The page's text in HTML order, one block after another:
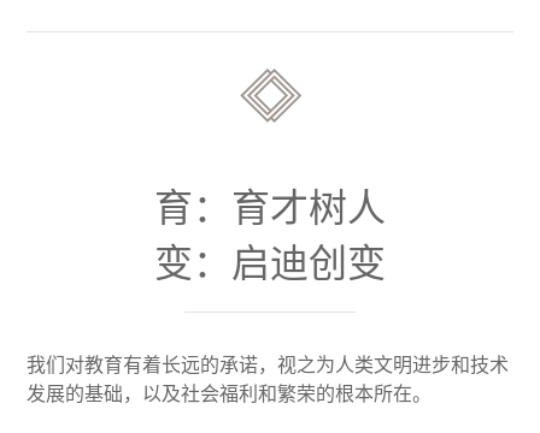
育：育才树人
变：启迪创变
我们对教育有着长远的承诺，视之为人类文明进步和技术
发展的基础，以及社会福利和繁荣的根本所在。